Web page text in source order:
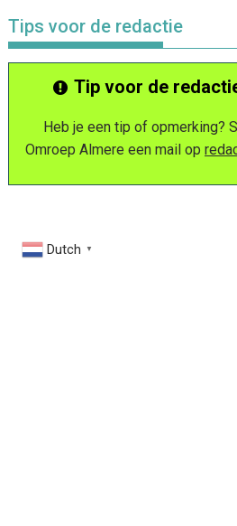
Tips voor de redactie
Tip voor de
Heb je een tip of opmerking?
Omroep Almere een mail op
Dutch ▼